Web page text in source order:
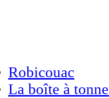
Robicouac
La boîte à